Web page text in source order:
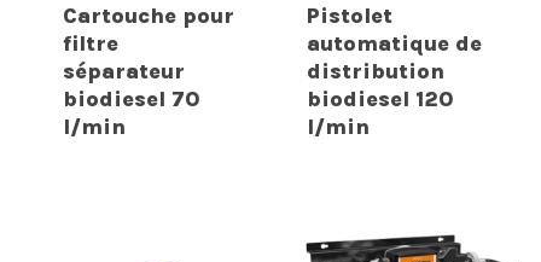
Cartouche pour
filtre
séparateur
biodiesel 70
l/min
Pistolet
automatique de
distribution
biodiesel 120
l/min